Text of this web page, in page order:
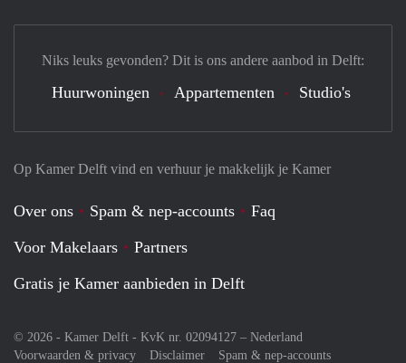
Op Kamer Delft vind en verhuur je makkelijk je Kamer
Over ons Spam & nep-accounts
Faq
Voor Makelaars
Partners
Gratis je Kamer aanbieden in Delft
© 2026 - Kamer Delft - KvK nr. 02094127 – Nederland
Voorwaarden & privacy
Disclaimer
Spam & nep-accounts
Niks leuks gevonden? Dit is ons andere aanbod in Delft:
Huurwoningen Appartementen Studio's